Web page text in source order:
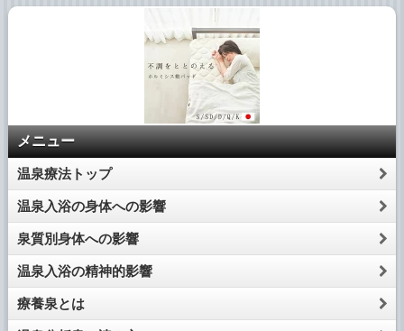
メニュー
温泉療法トップ
温泉入浴の身体への影響
泉質別身体への影響
温泉入浴の精神的影響
療養泉とは